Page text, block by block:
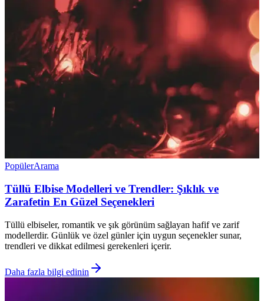
PopülerArama
Tüllü Elbise Modelleri ve Trendler: Şıklık ve
Zarafetin En Güzel Seçenekleri
Tüllü elbiseler, romantik ve şık görünüm sağlayan hafif ve zarif
modellerdir. Günlük ve özel günler için uygun seçenekler sunar,
trendleri ve dikkat edilmesi gerekenleri içerir.
Daha fazla bilgi edinin